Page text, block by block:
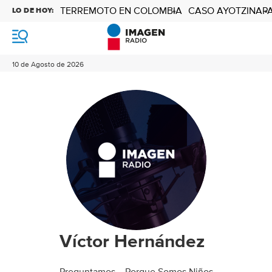
M
n
10 de Agosto de 2026
LO DE HOY: TERREMOTO EN COLOMBIA CASO
Víctor Hernández